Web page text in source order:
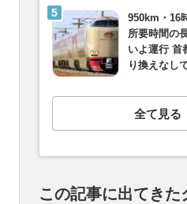
950km・16
所要時間の
いよ運行 首
り換えなし
全て見る
この記事に出てきた